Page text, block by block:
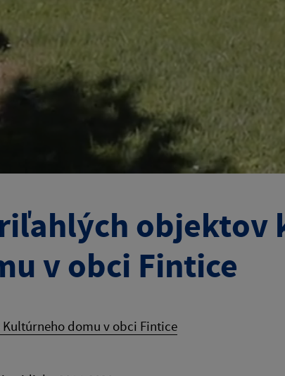
objektov
v obci Fintice
domu v obci Fintice